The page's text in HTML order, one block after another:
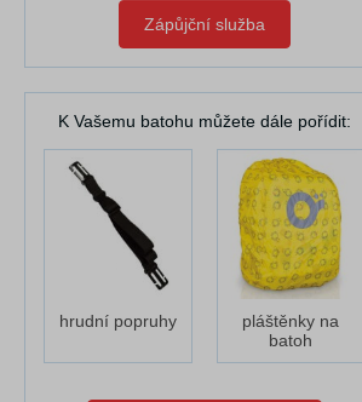
Zápůjční služba
K Vašemu batohu můžete dále pořídit:
hrudní popruhy
pláštěnky na
batoh